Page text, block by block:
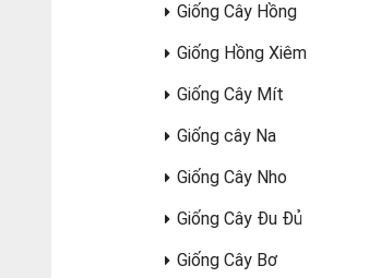
Giống Cây Hồng
Giống Hồng Xiêm
Giống Cây Mít
Giống cây Na
Giống Cây Nho
Giống Cây Đu Đủ
Giống Cây Bơ